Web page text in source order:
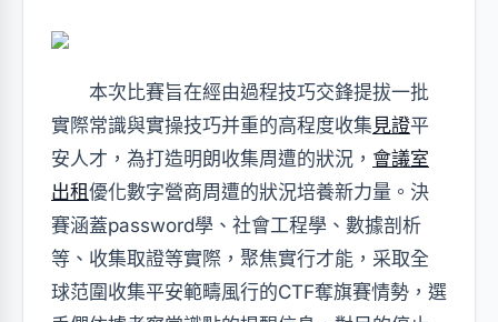
本次比賽旨在經由過程技巧交鋒提拔一批
實際常識與實操技巧并重的高程度收集見證平
安人才，為打造明朗收集周遭的狀況， 會議室
出租優化數字營商周遭的狀況培養新力量。決
賽涵蓋password學、社會工程學、數據剖析
等、收集取證等實際，聚焦實行才能，采取全
球范圍收集平安範疇風行的CTF奪旗賽情勢，選